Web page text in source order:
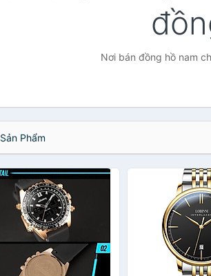
Nơi bán đồng hồ nam
Sản Phẩm